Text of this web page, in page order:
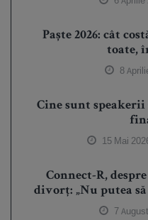
Paște 2026: cât
toate,
8
Cine sunt speakerii
15 Mai
Connect-R,
divorț: „Nu putea
7